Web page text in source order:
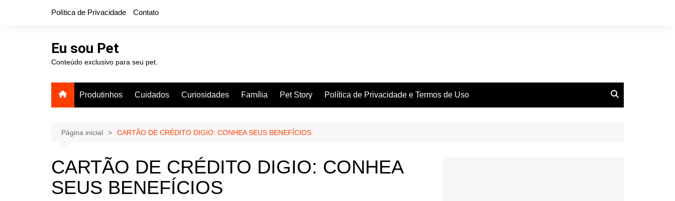
Política de Privacidade Contato
Eu sou Pet
Conteúdo exclusivo para seu pet.
Produtinhos Cuidados Curiosidades Família Pet Story Política de Privacidade e Termos de Uso
Página inicial CARTÃO DE CRÉDITO DIGIO: CONHEA SEUS BENEFÍCIOS
CARTÃO DE CRÉDITO DIGIO: CONHEA
SEUS BENEFÍCIOS